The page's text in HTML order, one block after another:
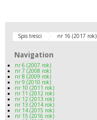
Spis treści nr 16 (2017 rok)
Navigation
Navigation
nr 6 (2007 rok)
nr 7 (2008 rok)
nr 8 (2009 rok)
nr 9 (2010 rok)
nr 10 (2011 rok)
nr 11 (2012 rok)
nr 12 (2013 rok)
nr 13 (2014 rok)
nr 14 (2015 rok)
nr 15 (2016 rok)